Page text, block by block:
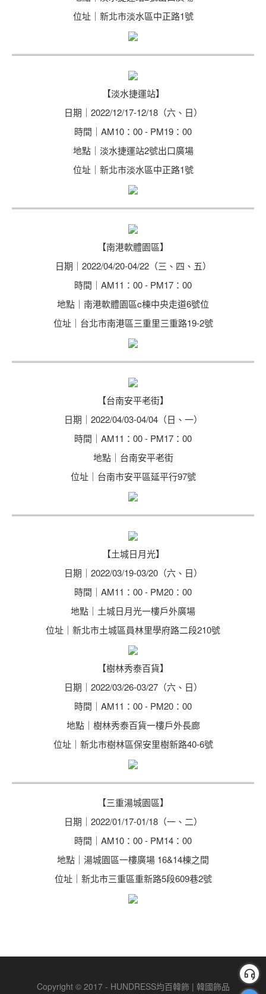
位址｜新北市淡水區中正路1號
【淡水捷運站】
日期｜2022/12/17-12/18（六、日）
時間｜AM10：00 - PM19：00
地點｜淡水捷運站2號出口廣場
位址｜新北市淡水區中正路1號
【南港軟體園區】
日期｜2022/04/20-04/22（三、四、五）
時間｜AM11：00 - PM17：00
地點｜南港軟體園區c棟中央走道6號位
位址｜台北市南港區三重里三重路19-2號
【台南安平老街】
日期｜2022/04/03-04/04（日、一）
時間｜AM11：00 - PM17：00
地點｜台南安平老街
位址｜台南市安平區延平行97號
【土城日月光】
日期｜2022/03/19-03/20（六、日）
時間｜AM11：00 - PM20：00
地點｜土城日月光一樓戶外廣場
位址｜新北市土城區員林里學府路二段210號
【樹林秀泰百貨】
日期｜2022/03/26-03/27（六、日）
時間｜AM11：00 - PM20：00
地點｜樹林秀泰百貨一樓戶外長廊
位址｜新北市樹林區保安里樹新路40-6號
【三重湯城園區】
日期｜2022/01/17-01/18（一、二）
時間｜AM10：00 - PM14：00
地點｜湯城園區一樓廣場 16&14棟之間
位址｜新北市三重區重新路5段609巷2號
Copyright © 2017 - HUNDRESS均百韓飾 | 韓國飾品